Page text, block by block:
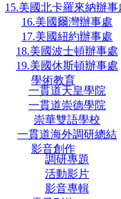
15.美國北卡羅來納辦事
16.美國爾灣辦事處
17.美國紐約辦事處
18.美國波士頓辦事處
19.美國休斯頓辦事處
學術教育
一貫道天皇學院
一貫道崇德學院
崇華雙語學校
一貫道海外調研總結
影音創作
調研專題
活動影片
影音專輯